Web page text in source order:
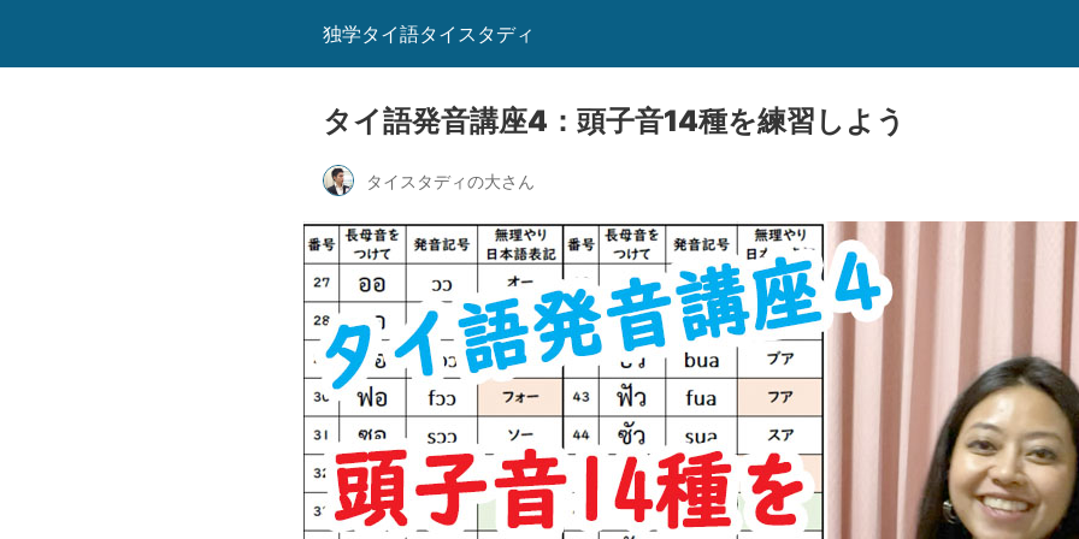
独学タイ語タイスタディ
タイ語発音講座4：頭子音14種を練習しよう
タイスタディの大さん